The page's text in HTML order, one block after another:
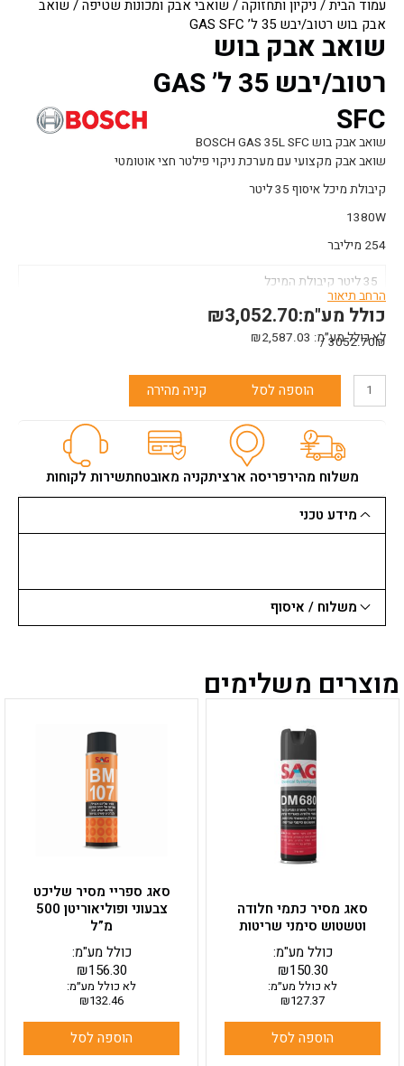
עמוד הבית/ניקיון ותחזוקה/ שואבי אבק ומכונות שטיפה/ שואב
אבק בוש רטוב/יבש 35 ל’ GAS SFC
שואב אבק בוש
רטוב/יבש 35 ל’ GAS
SFC
שואב אבק בוש BOSCH GAS 35L SFC
שואב אבק מקצועי עם מערכת ניקוי פילטר חצי אוטומטי
קיבולת מיכל איסוף 35 ליטר
1380W
254 מיליבר
35 ליטר קיבולת המיכל
משקל 11.6 ק”ג
הרחב תיאור
₪3,052.70כולל מע"מ:
לא כולל מע״מ: ₪2,587.03
3052.70₪ /
כמות
רטוב/יבש
GAS
הוספה לסל קניה מהירה
משלוח מהירפריסה ארציתקניה מאובטחתשירות לקוחות
מידע טכני
משלוח / איסוף
מוצרים משלימים
סאג מסיר כתמי חלודה
וטשטוש סימני שריטות
₪150.30
כולל מע"מ:
לא כולל מע״מ:
₪127.37
הוספה לסל
סאג ספריי מסיר שליכט
צבעוני ופוליאוריטן 500
מ”ל
₪156.30
כולל מע"מ:
לא כולל מע״מ:
₪132.46
הוספה לסל